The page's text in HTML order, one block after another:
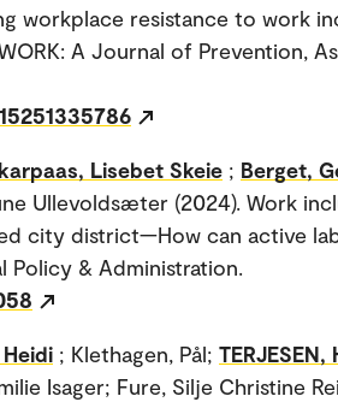
workplace resistance to work
A Journal of Prevention,
Lisebet Skeie ; Berget,
Ullevoldsæter (2024). Work
city district—How can active
Policy & Administration.
; Klethagen, Pål; TERJESEN,
Isager; Fure, Silje Christine